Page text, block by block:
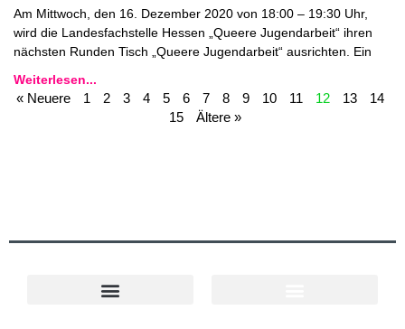
Am Mittwoch, den 16. Dezember 2020 von 18:00 – 19:30 Uhr,
wird die Landesfachstelle Hessen „Queere Jugendarbeit“ ihren
nächsten Runden Tisch „Queere Jugendarbeit“ ausrichten. Ein
Weiterlesen...
« Neuere
1 2 3 4 5 6 7 8 9 10 11 12 13 14
15 Ältere »